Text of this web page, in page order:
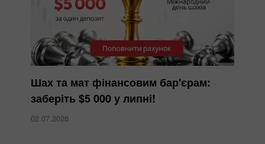
Шах та мат фінансовим бар'єрам:
заберіть $5 000 у липні!
02.07.2026